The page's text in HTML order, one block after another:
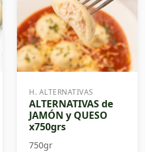
H. ALTERNATIVAS
ALTERNATIVAS de
JAMÓN y QUESO
x750grs
750gr